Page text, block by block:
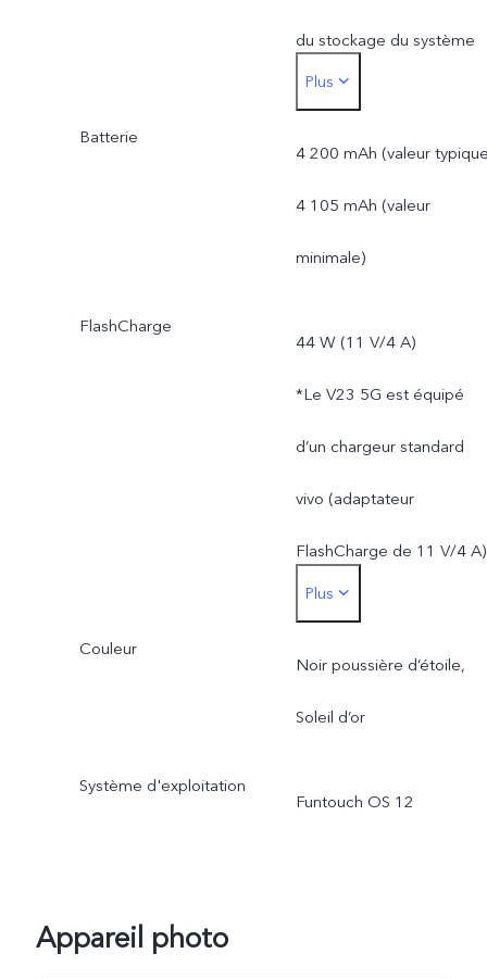
du stockage du système
d’exploitation et des
préinstallées.
*La mémoire ROM
réellement disponible est
raison du stockage du
système d’exploitation et
des applis préinstallées.
Plus
Batterie
4 200 mAh (valeur
4 105 mAh (valeur
minimale)
FlashCharge
44 W (11 V/4 A)
*Le V23 5G est équipé
d’un chargeur standard
vivo (adaptateur
FlashCharge de 11 V/4 A)
et peut prendre en
jusqu’à 44 W. La
de charge réelle s'ajuste
fonction de la situation et
Plus
Couleur
Noir poussière d’étoile,
Soleil d’or
Système d'exploitation
Funtouch OS 12
Appareil photo